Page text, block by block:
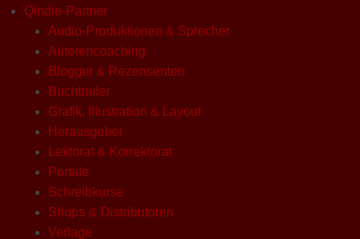
Qindie-Partner
Audio-Produktionen & Sprecher
Autorencoaching
Blogger & Rezensenten
Buchtrailer
Grafik, Illustration & Layout
Herausgeber
Lektorat & Korrektorat
Portale
Schreibkurse
Shops & Distributoren
Verlage